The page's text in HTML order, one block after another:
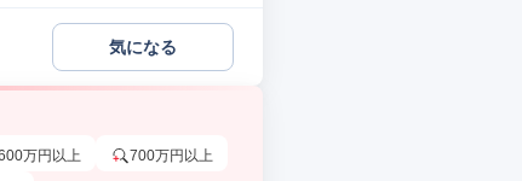
気になる
万円以上 700万円以上